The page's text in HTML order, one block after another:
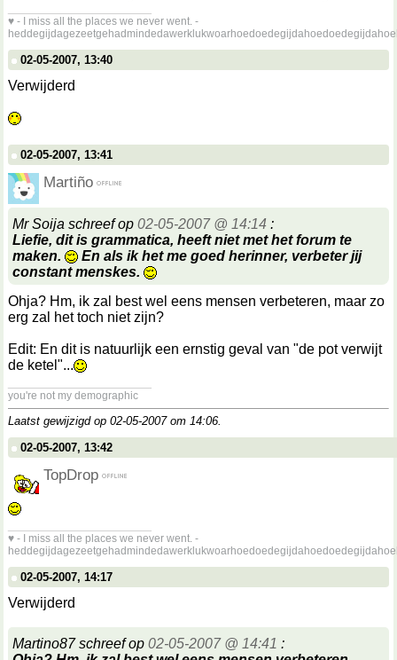
♥ - I miss all the places we never went. -
02-05-2007, 13:40
Verwijderd
02-05-2007, 13:41
Martiño
Mr Soija schreef op 02-05-2007 @ 14:14 :
Liefie, dit is grammatica, heeft niet met het forum te
maken.
En als ik het me goed herinner, verbeter jij
constant menskes.
Ohja? Hm, ik zal best wel eens mensen verbeteren, maar zo
erg zal het toch niet zijn?
Edit: En dit is natuurlijk een ernstig geval van "de pot verwijt
de ketel"...
you're not my demographic
Laatst gewijzigd op 02-05-2007 om 14:06.
02-05-2007, 13:42
TopDrop
♥ - I miss all the places we never went. -
02-05-2007, 14:17
Verwijderd
Martino87 schreef op 02-05-2007 @ 14:41 :